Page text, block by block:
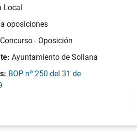
Local
oposiciones
Concurso - Oposición
Ayuntamiento de Sollana
BOP nº 250 del 31 de